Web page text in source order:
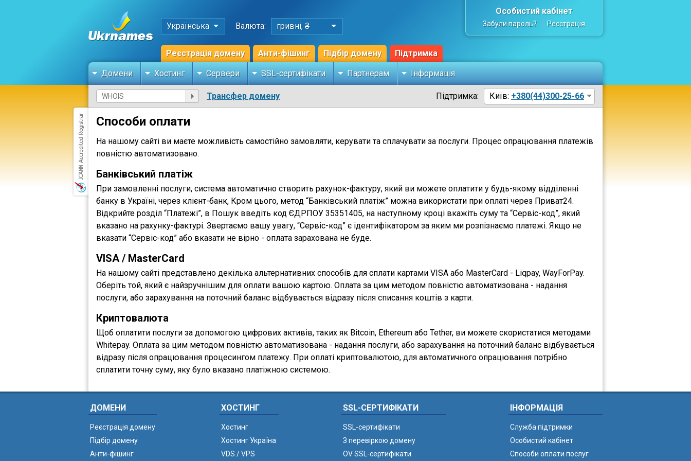
Українська Валюта: гривні, ₴
Реєстрація домену Анти-фішинг Підбір домену Підтримка
Особистий кабінет
Забули пароль? Реєстрація
Домени Хостинг Сервери SSL-сертифікати Партнерам Інформація
Трансфер домену Підтримка: Київ: +380(44)300-25-66
Способи оплати
На нашому сайті ви маєте можливість самостійно замовляти, керувати та сплачувати за послуги. Процес опрацювання платежів
повністю автоматизовано.
Банківський платіж
При замовленні послуги, система автоматично створить рахунок-фактуру, який ви можете оплатити у будь-якому відділенні
банку в Україні, через клієнт-банк, Кром цього, метод “Банківський платіж” можна використати при оплаті через Приват24.
Відкрийте розділ “Платежі”, в Пошук введіть код ЄДРПОУ 35351405, на наступному кроці вкажіть суму та “Сервіс-код”, який
вказано на рахунку-фактурі. Звертаємо вашу увагу, “Сервіс-код” є ідентифікатором за яким ми розпізнаємо платежі. Якщо не
вказати “Сервіс-код” або вказати не вірно - оплата зарахована не буде.
VISA / MasterCard
На нашому сайті представлено декілька альтернативних способів для сплати картами VISA або MasterCard - Liqpay, WayForPay.
Оберіть той, який є найзручнішим для оплати вашою картою. Оплата за цим методом повністю автоматизована - надання
послуги, або зарахування на поточний баланс відбувається відразу після списання коштів з карти.
Криптовалюта
Щоб оплатити послуги за допомогою цифрових активів, таких як Bitcoin, Ethereum або Tether, ви можете скористатися методами
Whitepay. Оплата за цим методом повністю автоматизована - надання послуги, або зарахування на поточний баланс відбувається
відразу після опрацювання процесингом платежу. При оплаті криптовалютою, для автоматичного опрацювання потрібно
сплатити точну суму, яку було вказано платіжною системою.
ДОМЕНИ
Реєстрація домену
Підбір домену
Анти-фішинг
ХОСТИНГ
Хостинг
Хостинг Україна
VDS / VPS
SSL-СЕРТИФІКАТИ
SSL-сертифікати
З перевіркою домену
OV SSL-сертифікати
ІНФОРМАЦІЯ
Служба підтримки
Особистий кабінет
Способи оплати послуг